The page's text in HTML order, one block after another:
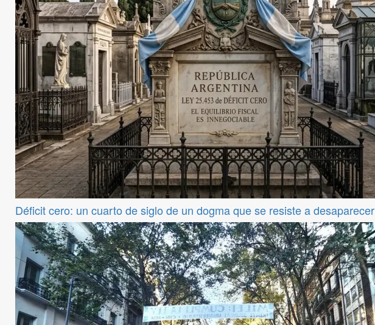
Déficit cero: un cuarto de siglo de un dogma que se resiste a desaparecer